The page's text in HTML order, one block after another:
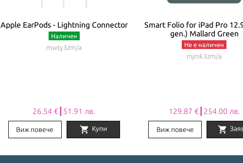
Apple EarPods - Lightning Connector
Наличен
mwty3zm/a
26.54 €┃51.91 лв.
Виж повече shopping_cart Купи
Smart Folio for iPad Pro
gen.) Mallard Green
Не е наличен
mjmk3zm/a
129.87 €┃254.00 лв.
Виж повече shopping_cart